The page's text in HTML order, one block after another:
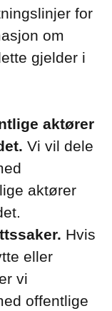
for
om
gjelder i
aktører
Vi vil dele
aktører
Hvis
eller
vi
offentlige